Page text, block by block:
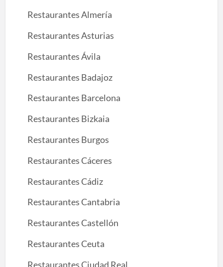
Restaurantes Almería
Restaurantes Asturias
Restaurantes Ávila
Restaurantes Badajoz
Restaurantes Barcelona
Restaurantes Bizkaia
Restaurantes Burgos
Restaurantes Cáceres
Restaurantes Cádiz
Restaurantes Cantabria
Restaurantes Castellón
Restaurantes Ceuta
Restaurantes Ciudad Real